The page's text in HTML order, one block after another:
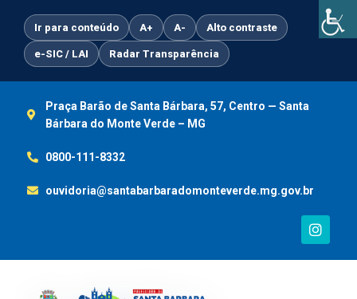
conteúdo
Ir para conteúdo A+ A- Alto contraste
e-SIC / LAI Radar Transparência
Praça Barão de Santa Bárbara, 57, Centro — Santa
Bárbara do Monte Verde – MG
0800-111-8332
ouvidoria@santabarbaradomonteverde.mg.gov.br
I
n
t